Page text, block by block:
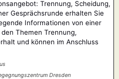
Trennung, Scheidung,
Gesprächsrunde erhalten Sie
Informationen von einer
Themen Trennung,
und können im Anschluss
Dresden